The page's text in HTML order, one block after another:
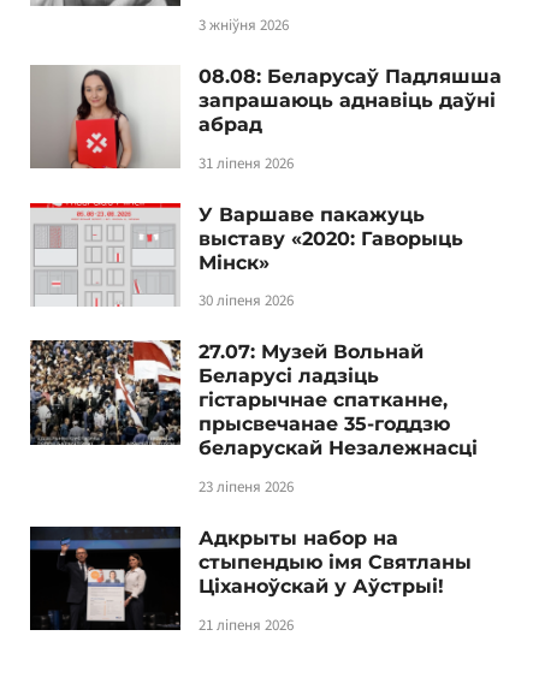
3 жніўня 2026
08.08: Беларусаў Падляшша
запрашаюць аднавіць даўні
абрад
31 ліпеня 2026
У Варшаве пакажуць
выставу «2020: Гаворыць
Мінск»
30 ліпеня 2026
27.07: Музей Вольнай
Беларусі ладзіць
гістарычнае спатканне,
прысвечанае 35-годдзю
беларускай Незалежнасці
23 ліпеня 2026
Адкрыты набор на
стыпендыю імя Святланы
Ціханоўскай у Аўстрыі!
21 ліпеня 2026